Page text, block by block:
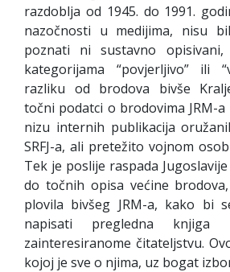
razdoblja od 1945. do 1991.
nazočnosti u medijima, nisu
poznati ni sustavno
kategorijama “povjerljivo” ili
razliku od brodova bivše
točni podatci o brodovima JRM-
nizu internih publikacija
SRFJ-a, ali pretežito vojnom
Tek je poslije raspada
do točnih opisa većine
plovila bivšeg JRM-a, kako bi
napisati pregledna
zainteresiranome čitateljstvu.
kojoj je sve o njima, uz bogat